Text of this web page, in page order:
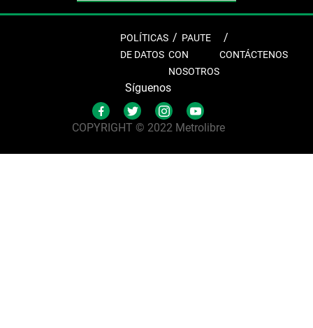
POLÍTICAS
DE DATOS
PAUTE
CON
NOSOTROS
CONTÁCTENOS
Síguenos
COPYRIGHT © 2022 Metrolibre